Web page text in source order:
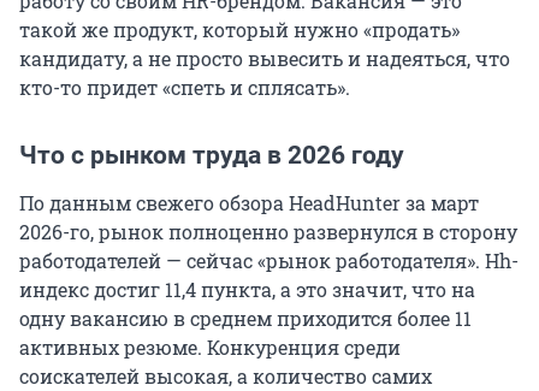
такой же продукт, который нужно «продать»
кандидату, а не просто вывесить и надеяться, что
кто-то придет «спеть и сплясать».
Что с рынком труда в 2026 году
По данным свежего обзора HeadHunter за март
2026-го, рынок полноценно развернулся в сторону
работодателей — сейчас «рынок работодателя». Hh-
индекс достиг 11,4 пункта, а это значит, что на
одну вакансию в среднем приходится более 11
активных резюме. Конкуренция среди
соискателей высокая, а количество самих